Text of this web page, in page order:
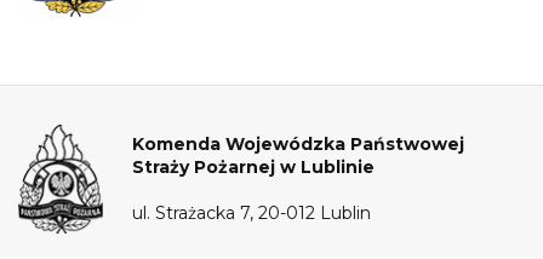
Komenda Wojewódzka Państwowej
Straży Pożarnej w Lublinie
ul. Strażacka 7, 20-012 Lublin